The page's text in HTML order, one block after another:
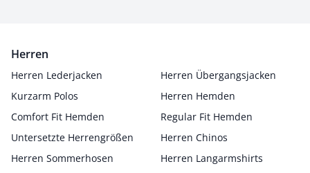
Herren
Herren Lederjacken
Herren Übergangsjacken
Kurzarm Polos
Herren Hemden
Comfort Fit Hemden
Regular Fit Hemden
Untersetzte Herrengrößen
Herren Chinos
Herren Sommerhosen
Herren Langarmshirts